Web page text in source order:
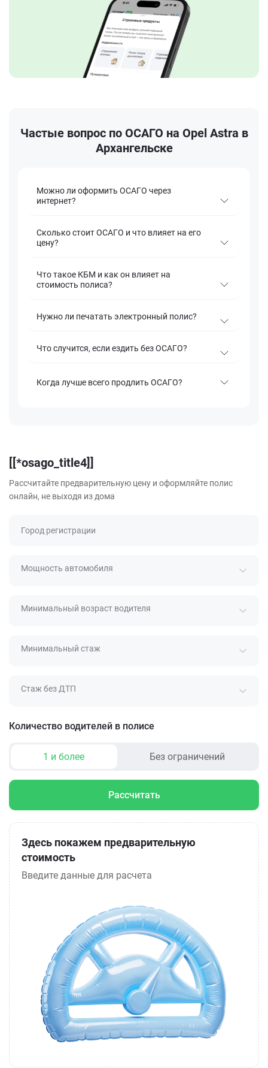
Частые вопрос по ОСАГО на Opel Astra в
Архангельске
Можно ли оформить ОСАГО через
интернет?
Сколько стоит ОСАГО и что влияет на его
цену?
Что такое КБМ и как он влияет на
стоимость полиса?
Нужно ли печатать электронный полис?
Что случится, если ездить без ОСАГО?
Когда лучше всего продлить ОСАГО?
[[*osago_title4]]
Рассчитайте предварительную цену и оформляйте полис
онлайн, не выходя из дома
Город регистрации
Мощность автомобиля
Минимальный возраст водителя
Минимальный стаж
Стаж без ДТП
Количество водителей в полисе
1 и более Без ограничений
Рассчитать
Здесь покажем предварительную
стоимость
Введите данные для расчета